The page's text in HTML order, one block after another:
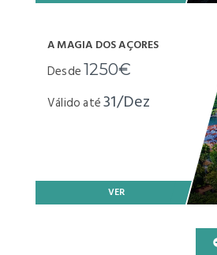
A MAGIA DOS AÇORES
Desde1250€
Válido até31/Dez
VER